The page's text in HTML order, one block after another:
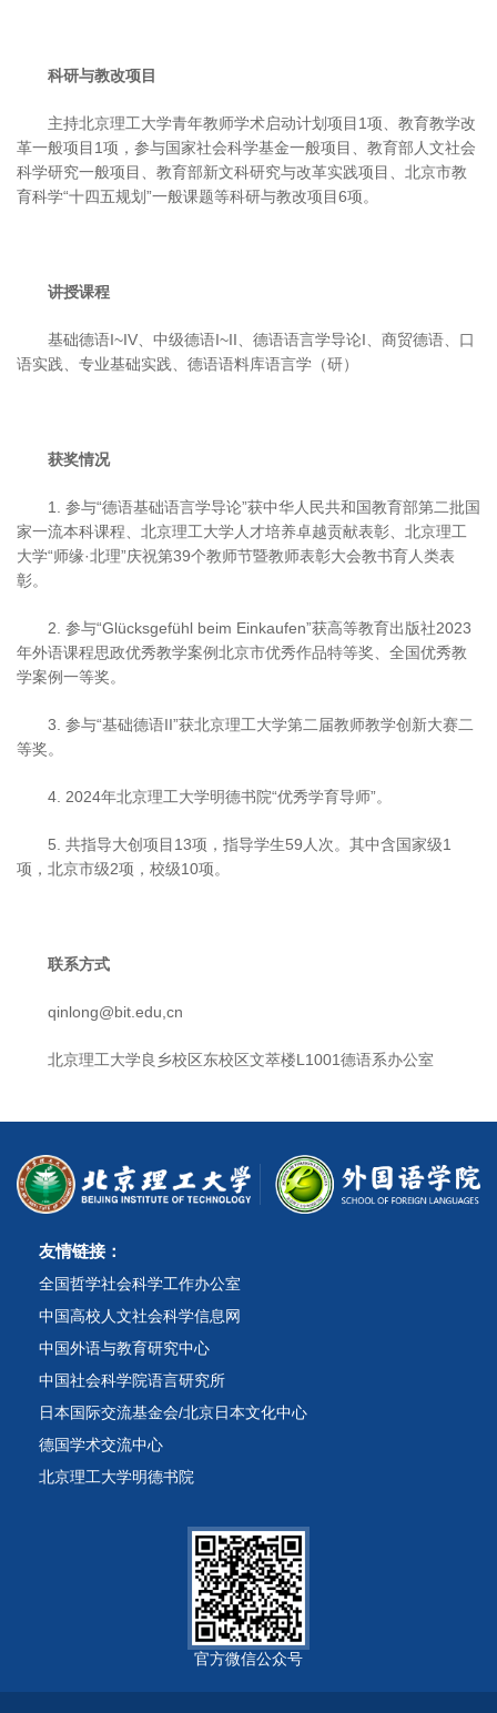
科研与教改项目
主持北京理工大学青年教师学术启动计划项目1项、教育教学改
革一般项目1项，参与国家社会科学基金一般项目、教育部人文社会
科学研究一般项目、教育部新文科研究与改革实践项目、北京市教
育科学“十四五规划”一般课题等科研与教改项目6项。
讲授课程
基础德语I~IV、中级德语I~II、德语语言学导论I、商贸德语、口
语实践、专业基础实践、德语语料库语言学（研）
获奖情况
1. 参与“德语基础语言学导论”获中华人民共和国教育部第二批国
家一流本科课程、北京理工大学人才培养卓越贡献表彰、北京理工
大学“师缘·北理”庆祝第39个教师节暨教师表彰大会教书育人类表
彰。
2. 参与“Glücksgefühl beim Einkaufen”获高等教育出版社2023
年外语课程思政优秀教学案例北京市优秀作品特等奖、全国优秀教
学案例一等奖。
3. 参与“基础德语II”获北京理工大学第二届教师教学创新大赛二
等奖。
4. 2024年北京理工大学明德书院“优秀学育导师”。
5. 共指导大创项目13项，指导学生59人次。其中含国家级1
项，北京市级2项，校级10项。
联系方式
qinlong@bit.edu,cn
北京理工大学良乡校区东校区文萃楼L1001德语系办公室
友情链接：
全国哲学社会科学工作办公室
中国高校人文社会科学信息网
中国外语与教育研究中心
中国社会科学院语言研究所
日本国际交流基金会/北京日本文化中心
德国学术交流中心
北京理工大学明德书院
官方微信公众号